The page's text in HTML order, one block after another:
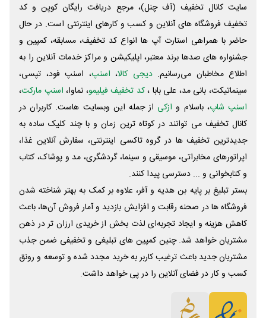
سایت کانال تخفیف (آف چنل)، مرجع دریافت رایگان کوپن و کد
تخفیف فروشگاه های آنلاین و کسب و‌ کارهای اینترنتی است. در حال
حاضر با همراهی استارت آپ ها انواع کد تخفیف، مسابقه، کمپین و
جشنواره های صدها برند معتبر، اپلیکیشن و مراکز خدمات آنلاین را به
اطلاع مخاطبان می‌رسانیم. دیجی کالا، اسنپ، اسنپ فود، تپسی،
سینماتیکت، بانی مد، علی‌ بابا ،کد تخفیف فیلیمو، نماوا، اسنپ مارکت،
اسنپ شاپ، باسلام و ازکی از جمله این وبسایت ‌هاست. کاربران در
کانال تخفیف می توانند در کوتاه ترین زمان و با چند کلیک ساده به
جدیدترین تخفیف ها در گروه تاکسی اینترنتی، سفارش آنلاین غذا،
اپراتورهای مخابراتی، موسیقی و سینما، گردشگری، مد و پوشاک، کتاب
و کتابخوانی و ... دسترسی پیدا کنند.
بستر تبلیغ بر پایه بن هدیه و آفر، علاوه بر کمک به بهتر شناخته شدن
فروشگاه ها در صحنه رقابت و افزایش بازدید و آمار فروش آن‌ها، باعث
کاهش هزینه و ایجاد تجربه‌ای لذت بخش از خریدی ارزان تر در ذهن
مشتریان خواهد شد. چنین کمپین های تبلیغی و تخفیفی ضمن جذب
مشتریان جدید باعث ترغیب کاربر به خرید مجدد شده و توسعه و رونق
کسب و کار در فضای آنلاین را در پی خواهد داشت.